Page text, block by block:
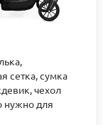
сетка, сумка
чехол
нужно для